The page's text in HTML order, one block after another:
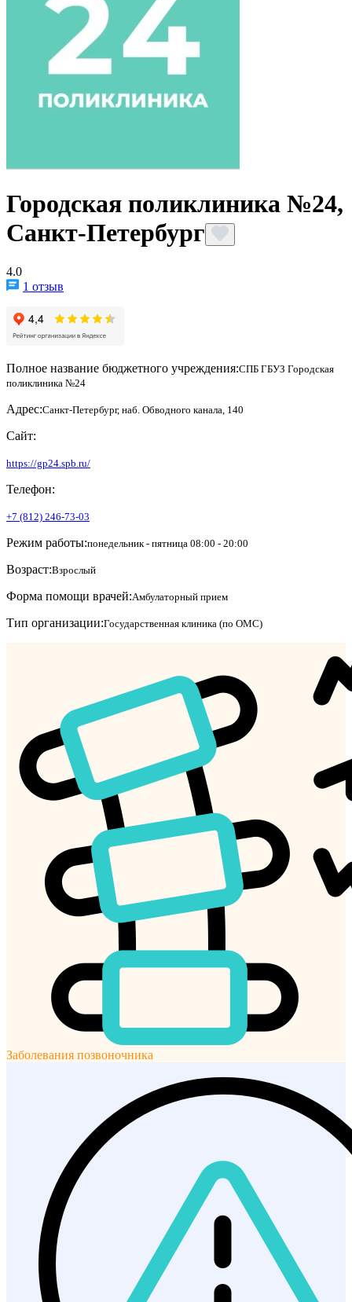
Городская поликлиника №24,
Санкт-Петербург
4.0
1 отзыв
Полное название бюджетного учреждения:СПБ ГБУЗ Городская
поликлиника №24
Адрес:Санкт-Петербург, наб. Обводного канала, 140
Сайт:
https://gp24.spb.ru/
Телефон:
+7 (812) 246-73-03
Режим работы:понедельник - пятница 08:00 - 20:00
Возраст:Взрослый
Форма помощи врачей:Амбулаторный прием
Тип организации:Государственная клиника (по ОМС)
Заболевания позвоночника